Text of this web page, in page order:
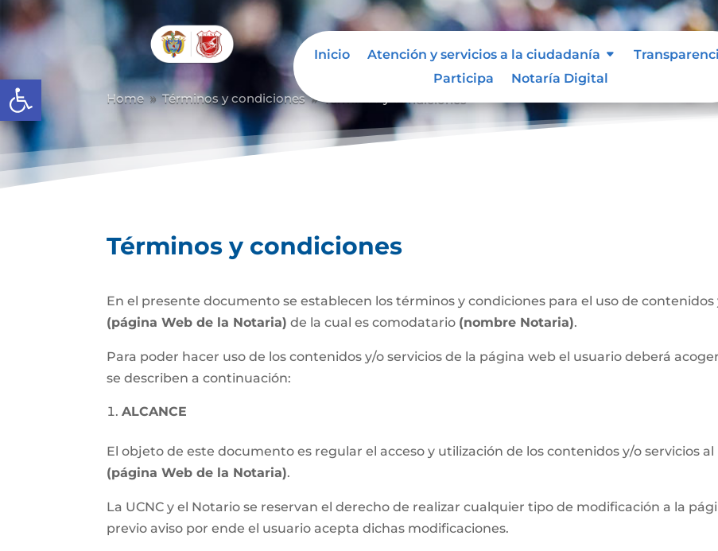
Abrir barra de herramientas
Inicio Atención y servicios a la ciudadanía
Participa
Notaría Digital
Home 9 Términos y condiciones 9
Términos y condiciones
En el presente documento se establecen los términos y condiciones para el uso de
(página Web de la Notaria) de la cual es comodatario (nombre Notaria).
Para poder hacer uso de los contenidos y/o servicios de la página web el usuario deberá
se describen a continuación:
ALCANCE
El objeto de este documento es regular el acceso y utilización de los contenidos y/o servicios
(página Web de la Notaria).
La UCNC y el Notario se reservan el derecho de realizar cualquier tipo de modificación a la
previo aviso por ende el usuario acepta dichas modificaciones.